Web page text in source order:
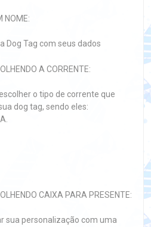
NOME:
Dog Tag com seus dados
A CORRENTE:
o tipo de corrente que
dog tag, sendo eles:
CAIXA PARA PRESENTE:
sua personalização com uma